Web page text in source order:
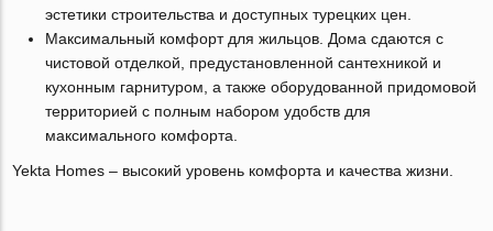
эстетики строительства и доступных турецких цен.
Максимальный комфорт для жильцов. Дома сдаются с
чистовой отделкой, предустановленной сантехникой и
кухонным гарнитуром, а также оборудованной придомовой
территорией с полным набором удобств для
максимального комфорта.
Yekta Homes – высокий уровень комфорта и качества жизни